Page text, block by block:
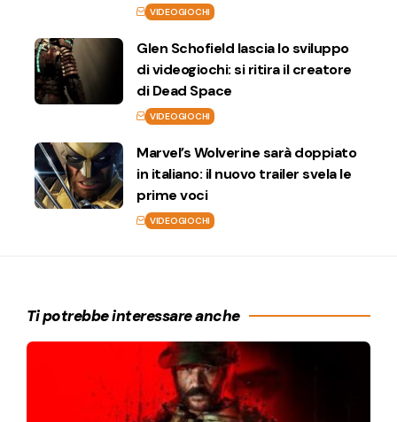
VIDEOGIOCHI
Glen Schofield lascia lo sviluppo
di videogiochi: si ritira il creatore
di Dead Space
VIDEOGIOCHI
Marvel’s Wolverine sarà doppiato
in italiano: il nuovo trailer svela le
prime voci
VIDEOGIOCHI
Ti potrebbe interessare anche